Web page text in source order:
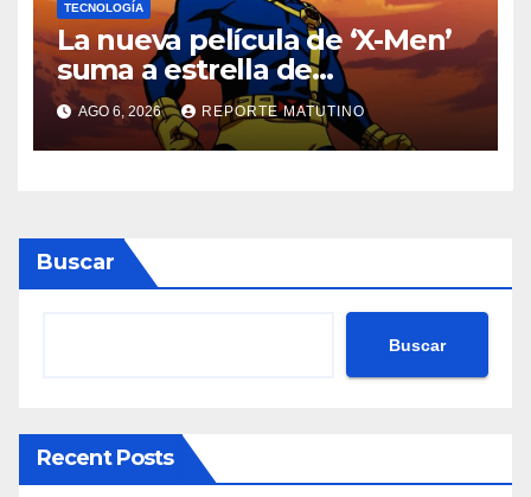
TECNOLOGÍA
La nueva película de ‘X-Men’
suma a estrella de
‘Heartstopper’ como Cíclope
AGO 6, 2026 REPORTE MATUTINO
Buscar
Buscar
Recent Posts